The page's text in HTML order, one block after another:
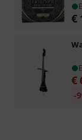
€
€
-